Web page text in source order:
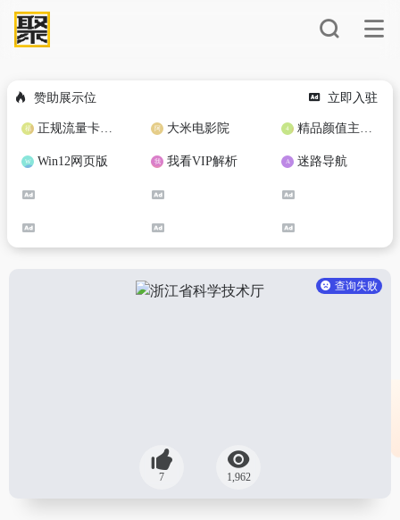
赞助展示位 立即入驻
正规流量卡免费加盟合作 大米电影院 精品颜值主播定制
Win12网页版 我看VIP解析 迷路导航
查询失败
7 1,962